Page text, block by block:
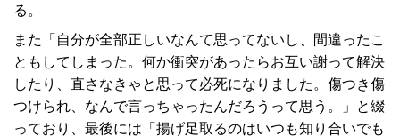
る。
また「自分が全部正しいなんて思ってないし、間違ったこ
ともしてしまった。何か衝突があったらお互い謝って解決
したり、直さなきゃと思って必死になりました。傷つき傷
つけられ、なんで言っちゃったんだろうって思う。」と綴
っており、最後には「揚げ足取るのはいつも知り合いでも